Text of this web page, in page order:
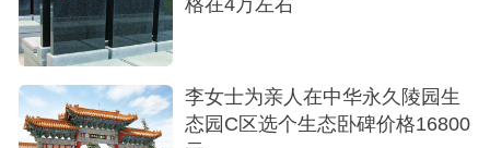
松树小鸟陪着他们，心里应该会挺安慰的吧。
李女士为亲人在中华永久陵园生
态园C区选个生态卧碑价格16800